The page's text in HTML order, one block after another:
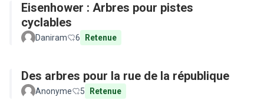
Eisenhower : Arbres pour pistes
cyclables
Daniram 6 Retenue
Des arbres pour la rue de la république
Anonyme 5 Retenue